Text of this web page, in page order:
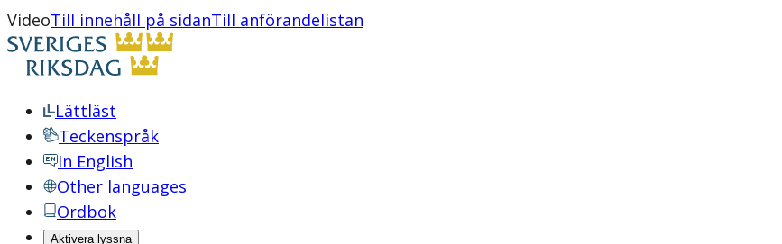
VideoTill innehåll på sidanTill anförandelistan
Lättläst
Teckenspråk
In English
Other languages
Ordbok
Aktivera lyssna